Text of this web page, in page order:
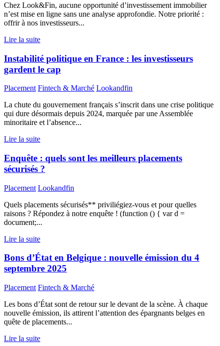
Chez Look&Fin, aucune opportunité d’investissement immobilier
n’est mise en ligne sans une analyse approfondie. Notre priorité :
offrir à nos investisseurs...
Lire la suite
Instabilité politique en France : les investisseurs
gardent le cap
Placement Fintech & Marché Lookandfin
La chute du gouvernement français s’inscrit dans une crise politique
qui dure désormais depuis 2024, marquée par une Assemblée
minoritaire et l’absence...
Lire la suite
Enquête : quels sont les meilleurs placements
sécurisés ?
Placement Lookandfin
Quels placements sécurisés** priviliégiez-vous et pour quelles
raisons ? Répondez à notre enquête ! (function () { var d =
document;...
Lire la suite
Bons d’État en Belgique : nouvelle émission du 4
septembre 2025
Placement Fintech & Marché
Les bons d’État sont de retour sur le devant de la scène. À chaque
nouvelle émission, ils attirent l’attention des épargnants belges en
quête de placements...
Lire la suite